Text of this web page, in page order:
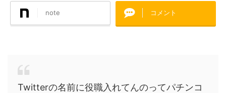
note コメント
Twitterの名前に役職入れてんのってパチンコ